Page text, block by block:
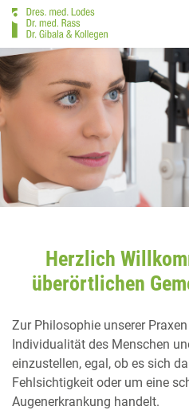
Herzlich
überörtlichen
Zur Philosophie unserer
Individualität des Menschen
einzustellen, egal, ob es sich
Fehlsichtigkeit oder um eine
Augenerkrankung handelt.